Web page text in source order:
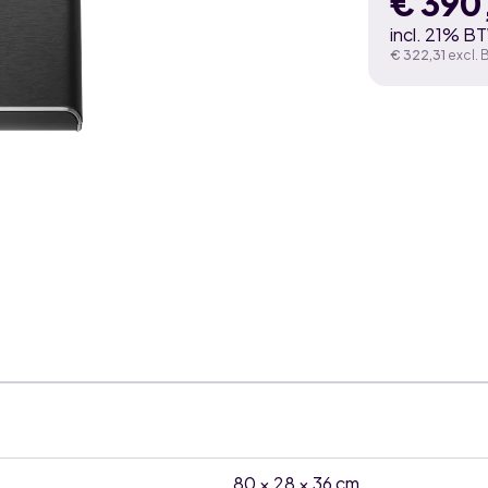
incl. 21%
€ 322,31 excl.
80 × 28 × 36 cm